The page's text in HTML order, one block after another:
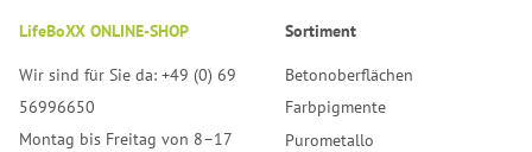
LifeBoXX ONLINE-SHOP
Wir sind für Sie da: +49 (0) 69
56996650
Montag bis Freitag von 8–17
Sortiment
Betonoberflächen
Farbpigmente
Purometallo